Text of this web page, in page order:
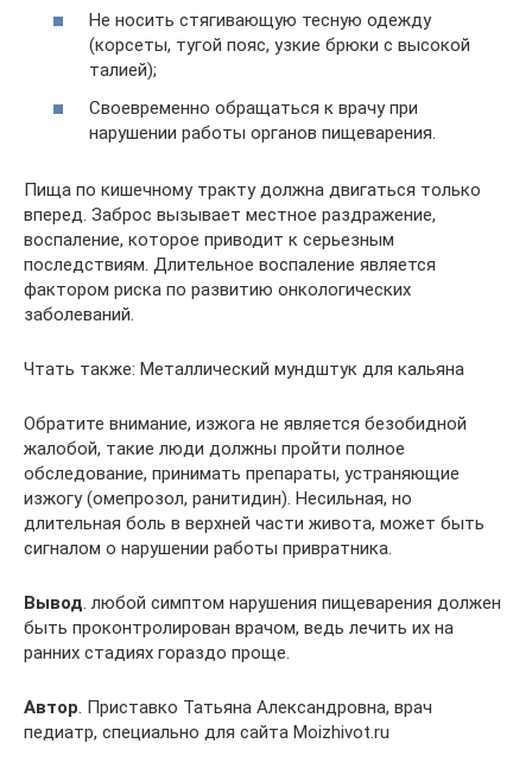
Не носить стягивающую тесную одежду
(корсеты, тугой пояс, узкие брюки с высокой
талией);
Своевременно обращаться к врачу при
нарушении работы органов пищеварения.
Пища по кишечному тракту должна двигаться только
вперед. Заброс вызывает местное раздражение,
воспаление, которое приводит к серьезным
последствиям. Длительное воспаление является
фактором риска по развитию онкологических
заболеваний.
Чтать также: Металлический мундштук для кальяна
Обратите внимание, изжога не является безобидной
жалобой, такие люди должны пройти полное
обследование, принимать препараты, устраняющие
изжогу (омепрозол, ранитидин). Несильная, но
длительная боль в верхней части живота, может быть
сигналом о нарушении работы привратника.
Вывод . любой симптом нарушения пищеварения должен
быть проконтролирован врачом, ведь лечить их на
ранних стадиях гораздо проще.
Автор . Приставко Татьяна Александровна, врач
педиатр, специально для сайта Moizhivot.ru